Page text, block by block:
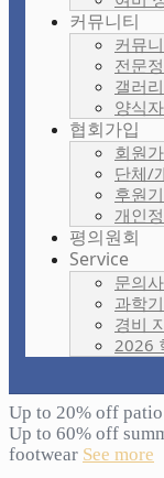
커뮤니티
커뮤
전문
갤러리
양식
협회가입
회원
단체/
후원
개인
평의원회
Service
문의
과학
경비
2026
Up to 20% off patio
Up to 60% off
footwear See more